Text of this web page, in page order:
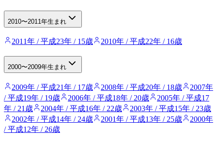
2010〜2011年生まれ
2011年 / 平成23年 / 15歳 2010年 / 平成22年 / 16歳
2000〜2009年生まれ
2009年 / 平成21年 / 17歳 2008年 / 平成20年 / 18歳
2007年
/ 平成19年 / 19歳
2006年 / 平成18年 / 20歳
2005年 / 平成17
年 / 21歳
2004年 / 平成16年 / 22歳
2003年 / 平成15年 / 23歳
2002年 / 平成14年 / 24歳
2001年 / 平成13年 / 25歳
2000年
/ 平成12年 / 26歳